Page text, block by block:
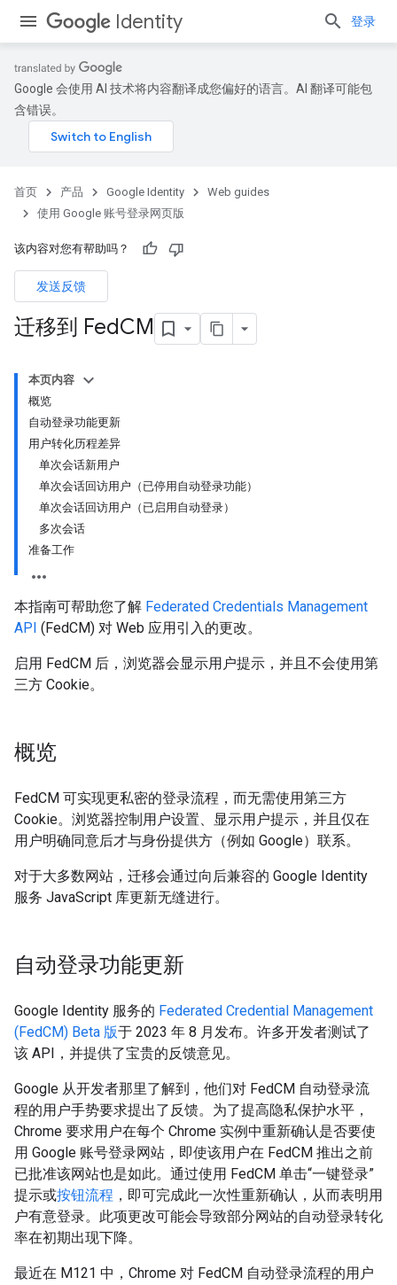
Identity 登录
Google 会使用 AI 技术将内容翻译成您偏好的语言。AI 翻译可能包
含错误。
首页 产品 Google Identity
Web guides
使用 Google 账号登录网页版
该内容对您有帮助吗？
发送反馈
迁移到 FedCM
本页内容
概览
自动登录功能更新
用户转化历程差异
单次会话新用户
单次会话回访用户（已停用自动登录功能）
单次会话回访用户（已启用自动登录）
多次会话
准备工作
本指南可帮助您了解 Federated Credentials Management
API (FedCM) 对 Web 应用引入的更改。
启用 FedCM 后，浏览器会显示用户提示，并且不会使用第
三方 Cookie。
概览
FedCM 可实现更私密的登录流程，而无需使用第三方
Cookie。浏览器控制用户设置、显示用户提示，并且仅在
用户明确同意后才与身份提供方（例如 Google）联系。
对于大多数网站，迁移会通过向后兼容的 Google Identity
服务 JavaScript 库更新无缝进行。
自动登录功能更新
Google Identity 服务的 Federated Credential Management
(FedCM) Beta 版于 2023 年 8 月发布。许多开发者测试了
该 API，并提供了宝贵的反馈意见。
Google 从开发者那里了解到，他们对 FedCM 自动登录流
程的用户手势要求提出了反馈。为了提高隐私保护水平，
Chrome 要求用户在每个 Chrome 实例中重新确认是否要使
用 Google 账号登录网站，即使该用户在 FedCM 推出之前
已批准该网站也是如此。通过使用 FedCM 单击“一键登录”
提示或按钮流程 ，即可完成此一次性重新确认，从而表明用
户有意登录。此项更改可能会导致部分网站的自动登录转化
率在初期出现下降。
最近在 M121 中，Chrome 对 FedCM 自动登录流程的用户